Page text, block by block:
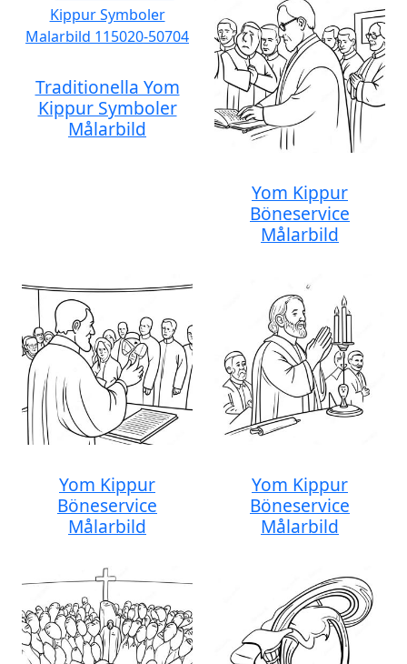
Traditionella Yom
Kippur Symboler
Målarbild
Yom Kippur
Böneservice
Målarbild
Yom Kippur
Böneservice
Målarbild
Yom Kippur
Böneservice
Målarbild